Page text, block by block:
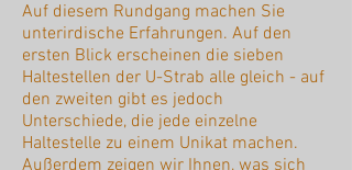
Auf diesem Rundgang machen Sie
unterirdische Erfahrungen. Auf den
ersten Blick erscheinen die sieben
Haltestellen der U-Strab alle gleich - auf
den zweiten gibt es jedoch
Unterschiede, die jede einzelne
Haltestelle zu einem Unikat machen.